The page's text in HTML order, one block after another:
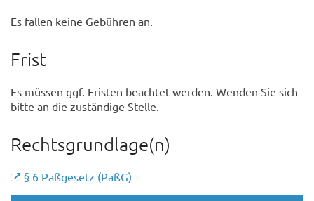
Es fallen keine Gebühren an.
Frist
Es müssen ggf. Fristen beachtet werden. Wenden Sie sich
bitte an die zuständige Stelle.
Rechtsgrundlage(n)
§ 6 Paßgesetz (PaßG)